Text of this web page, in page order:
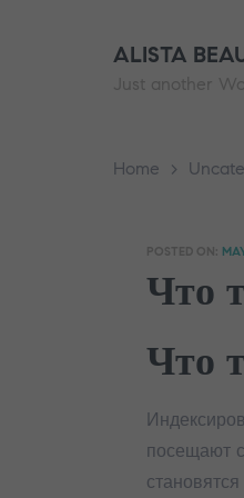
ALISTA
Just another
Home >
POSTED ON:
Что
Что
посещают